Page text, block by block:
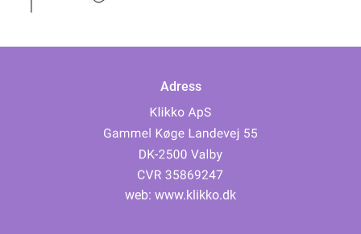
Adress
web: www.klikko.dk